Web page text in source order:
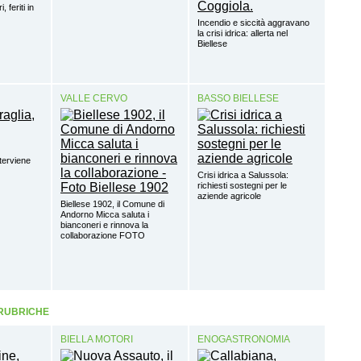
feriti in
Incendio e siccità aggravano
la crisi idrica: allerta nel
Biellese
VALLE CERVO
Biellese 1902, il Comune di
Andorno Micca saluta i
bianconeri e rinnova la
collaborazione FOTO
BASSO BIELLESE
Crisi idrica a Salussola:
richiesti sostegni per le
aziende agricole
BIELLA MOTORI ENOGASTRONOMIA